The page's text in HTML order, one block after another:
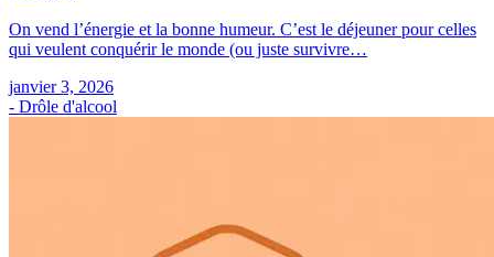
On vend l’énergie et la bonne humeur. C’est le déjeuner pour celles
qui veulent conquérir le monde (ou juste survivre…
janvier 3, 2026
- Drôle d'alcool